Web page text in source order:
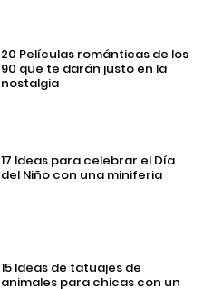
20 Películas románticas de los
90 que te darán justo en la
nostalgia
17 Ideas para celebrar el Día
del Niño con una miniferia
15 Ideas de tatuajes de
animales para chicas con un